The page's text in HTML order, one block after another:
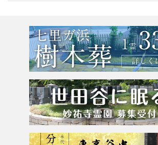
東京都
墓じまい・改葬
粉骨サービス
会社案内
アクセス
よくあるご質問
お問合せ